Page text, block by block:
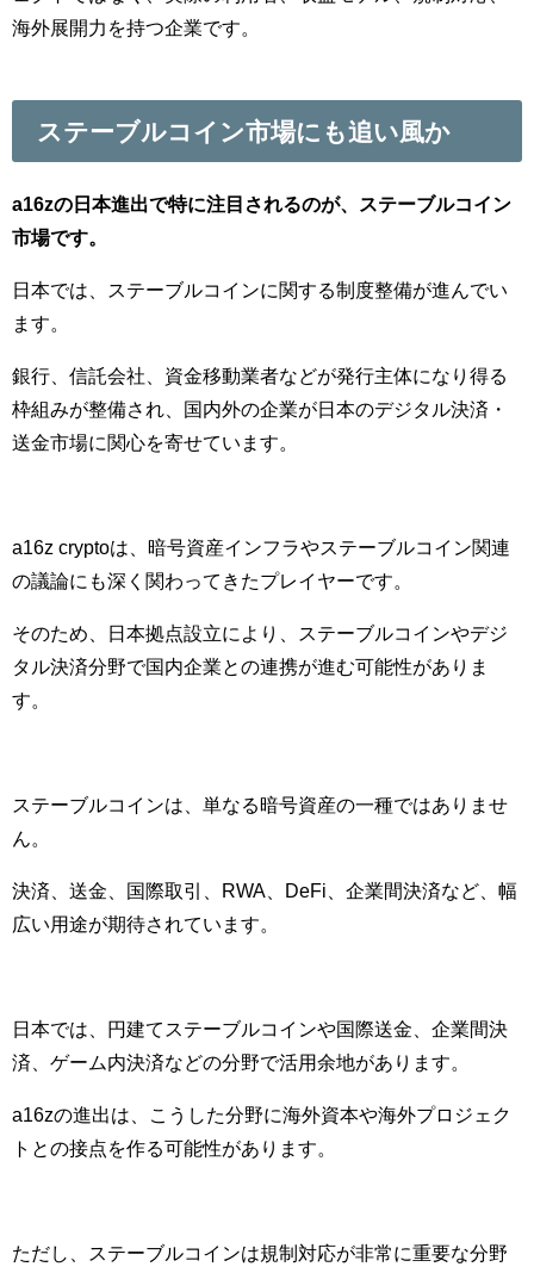
海外展開力を持つ企業です。
ステーブルコイン市場にも追い風か
a16zの日本進出で特に注目されるのが、ステーブルコイン
市場です。
日本では、ステーブルコインに関する制度整備が進んでい
ます。
銀行、信託会社、資金移動業者などが発行主体になり得る
枠組みが整備され、国内外の企業が日本のデジタル決済・
送金市場に関心を寄せています。
a16z cryptoは、暗号資産インフラやステーブルコイン関連
の議論にも深く関わってきたプレイヤーです。
そのため、日本拠点設立により、ステーブルコインやデジ
タル決済分野で国内企業との連携が進む可能性がありま
す。
ステーブルコインは、単なる暗号資産の一種ではありませ
ん。
決済、送金、国際取引、RWA、DeFi、企業間決済など、幅
広い用途が期待されています。
日本では、円建てステーブルコインや国際送金、企業間決
済、ゲーム内決済などの分野で活用余地があります。
a16zの進出は、こうした分野に海外資本や海外プロジェク
トとの接点を作る可能性があります。
ただし、ステーブルコインは規制対応が非常に重要な分野